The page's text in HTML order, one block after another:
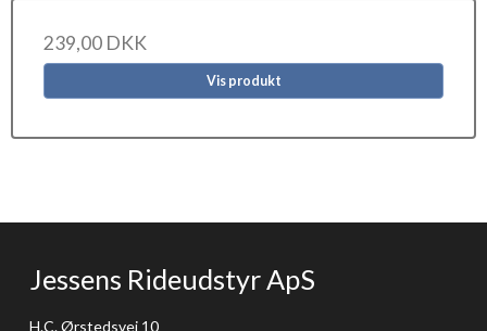
239,00 DKK
Vis produkt
Jessens Rideudstyr ApS
H.C. Ørstedsvej 10